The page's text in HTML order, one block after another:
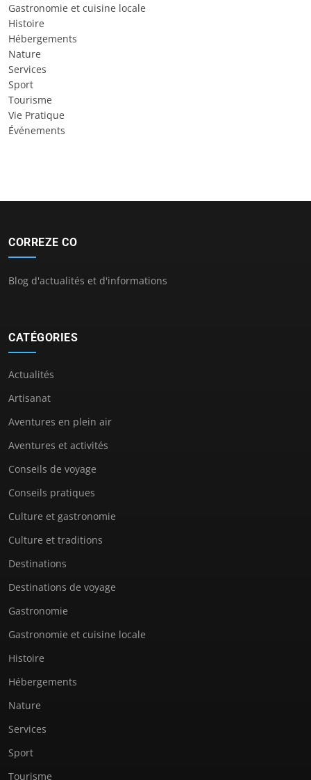
Gastronomie et cuisine locale
Histoire
Hébergements
Nature
Services
Sport
Tourisme
Vie Pratique
Événements
CORREZE CO
Blog d'actualités et d'informations
CATÉGORIES
Actualités
Artisanat
Aventures en plein air
Aventures et activités
Conseils de voyage
Conseils pratiques
Culture et gastronomie
Culture et traditions
Destinations
Destinations de voyage
Gastronomie
Gastronomie et cuisine locale
Histoire
Hébergements
Nature
Services
Sport
Tourisme